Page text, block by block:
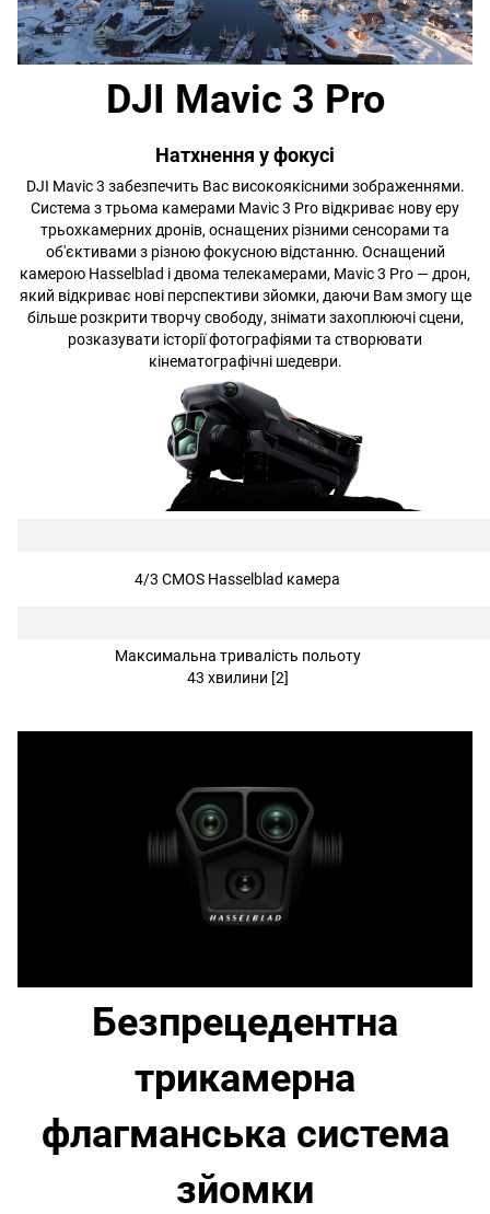
DJI Mavic 3 Pro
Натхнення у фокусі
DJI Mavic 3 забезпечить Вас високоякісними зображеннями.
Система з трьома камерами Mavic 3 Pro відкриває нову еру
трьохкамерних дронів, оснащених різними сенсорами та
об'єктивами з різною фокусною відстанню. Оснащений
камерою Hasselblad і двома телекамерами, Mavic 3 Pro — дрон,
який відкриває нові перспективи зйомки, даючи Вам змогу ще
більше розкрити творчу свободу, знімати захоплюючі сцени,
розказувати історії фотографіями та створювати
кінематографічні шедеври.
4/3 CMOS Hasselblad камера
Максимальна тривалість польоту
43 хвилини [2]
Безпрецедентна
трикамерна
флагманська система
зйомки